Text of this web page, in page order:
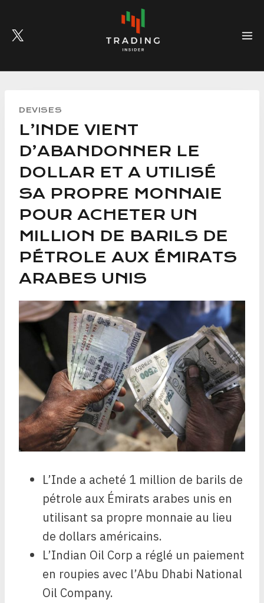
content
DEVISES
L’INDE VIENT
D’ABANDONNER LE
DOLLAR ET A UTILISÉ
SA PROPRE MONNAIE
POUR ACHETER UN
MILLION DE BARILS DE
PÉTROLE AUX ÉMIRATS
ARABES UNIS
L’Inde a acheté 1 million de barils de
pétrole aux Émirats arabes unis en
utilisant sa propre monnaie au lieu
de dollars américains.
L’Indian Oil Corp a réglé un paiement
en roupies avec l’Abu Dhabi National
Oil Company.